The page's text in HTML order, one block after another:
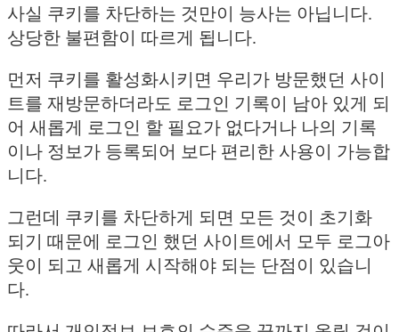
사실 쿠키를 차단하는 것만이 능사는 아닙니다.
상당한 불편함이 따르게 됩니다.
먼저 쿠키를 활성화시키면 우리가 방문했던 사이
트를 재방문하더라도 로그인 기록이 남아 있게 되
어 새롭게 로그인 할 필요가 없다거나 나의 기록
이나 정보가 등록되어 보다 편리한 사용이 가능합
니다.
그런데 쿠키를 차단하게 되면 모든 것이 초기화
되기 때문에 로그인 했던 사이트에서 모두 로그아
웃이 되고 새롭게 시작해야 되는 단점이 있습니
다.